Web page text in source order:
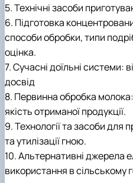
5. Технічні засоби
6. Підготовка
способи обробки, типи
оцінка.
7. Сучасні доїльні системи:
досвід
8. Первинна обробка молока:
якість отриманої продукції.
9. Технології та засоби для
та утилізації гною.
10. Альтернативні джерела
використання в сільському